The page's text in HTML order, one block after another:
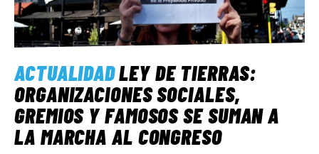
ACTUALIDADLEY DE TIERRAS:
ORGANIZACIONES SOCIALES,
GREMIOS Y FAMOSOS SE SUMAN A
LA MARCHA AL CONGRESO